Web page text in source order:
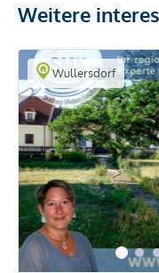
Weitere
Wullersdorf